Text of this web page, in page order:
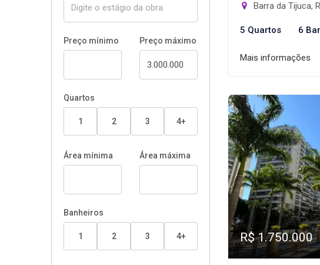
Preço mínimo Preço máximo
Quartos
1 2 3 4+
Área mínima Área máxima
Banheiros
1 2 3 4+
Barra da Tijuca,
5 Quartos 6
Mais informações
R$ 1.750.000